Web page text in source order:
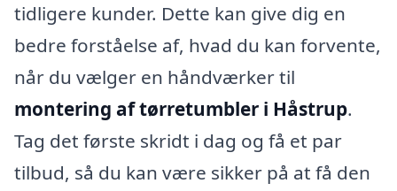
tidligere kunder. Dette kan give dig en
bedre forståelse af, hvad du kan forvente,
når du vælger en håndværker til
montering af tørretumbler i Håstrup.
Tag det første skridt i dag og få et par
tilbud, så du kan være sikker på at få den